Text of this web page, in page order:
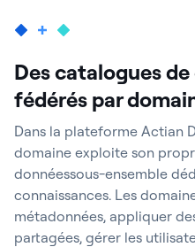
Des catalogues
fédérés par
Dans la plateforme Actian
domaine exploite son
donnéessous-ensemble
connaissances. Les
métadonnées, appliquer
partagées, gérer les